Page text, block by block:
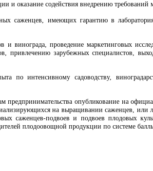
и оказание содействия внедрению требований
саженцев, имеющих гарантию в
винограда, проведение маркетинговых
привлечению зарубежных специалистов,
по интенсивному садоводству,
предпринимательства опубликование на
на выращивании саженцев,
саженцев-подвоев и подвоев плодовых
плодоовощной продукции по системе